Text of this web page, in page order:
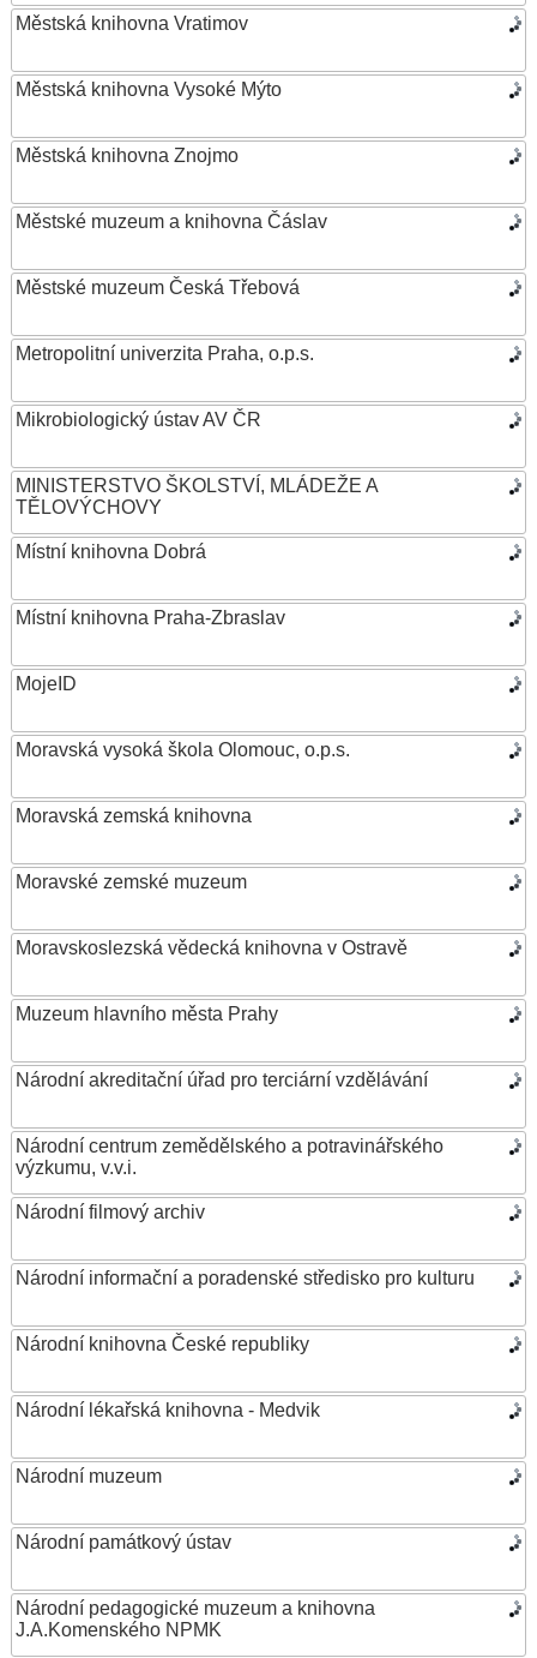
Městská knihovna Vratimov
Městská knihovna Vysoké Mýto
Městská knihovna Znojmo
Městské muzeum a knihovna Čáslav
Městské muzeum Česká Třebová
Metropolitní univerzita Praha, o.p.s.
Mikrobiologický ústav AV ČR
MINISTERSTVO ŠKOLSTVÍ, MLÁDEŽE A
TĚLOVÝCHOVY
Místní knihovna Dobrá
Místní knihovna Praha-Zbraslav
MojeID
Moravská vysoká škola Olomouc, o.p.s.
Moravská zemská knihovna
Moravské zemské muzeum
Moravskoslezská vědecká knihovna v Ostravě
Muzeum hlavního města Prahy
Národní akreditační úřad pro terciární vzdělávání
Národní centrum zemědělského a potravinářského
výzkumu, v.v.i.
Národní filmový archiv
Národní informační a poradenské středisko pro kulturu
Národní knihovna České republiky
Národní lékařská knihovna - Medvik
Národní muzeum
Národní památkový ústav
Národní pedagogické muzeum a knihovna
J.A.Komenského NPMK